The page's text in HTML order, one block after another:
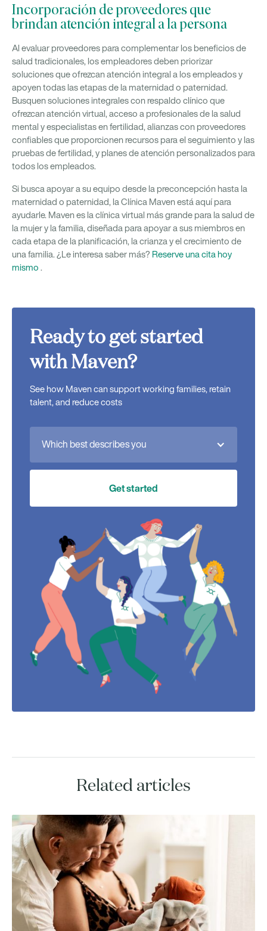
Incorporación de proveedores que
brindan atención integral a la persona
Al evaluar proveedores para complementar los beneficios de
salud tradicionales, los empleadores deben priorizar
soluciones que ofrezcan atención integral a los empleados y
apoyen todas las etapas de la maternidad o paternidad.
Busquen soluciones integrales con respaldo clínico que
ofrezcan atención virtual, acceso a profesionales de la salud
mental y especialistas en fertilidad, alianzas con proveedores
confiables que proporcionen recursos para el seguimiento y las
pruebas de fertilidad, y planes de atención personalizados para
todos los empleados.
Si busca apoyar a su equipo desde la preconcepción hasta la
maternidad o paternidad, la Clínica Maven está aquí para
ayudarle. Maven es la clínica virtual más grande para la salud de
la mujer y la familia, diseñada para apoyar a sus miembros en
cada etapa de la planificación, la crianza y el crecimiento de
una familia. ¿Le interesa saber más? Reserve una cita hoy
mismo .
Ready to get started
with Maven?
See how Maven can support working families, retain
talent, and reduce costs
Which best describes you
Get started
Related articles